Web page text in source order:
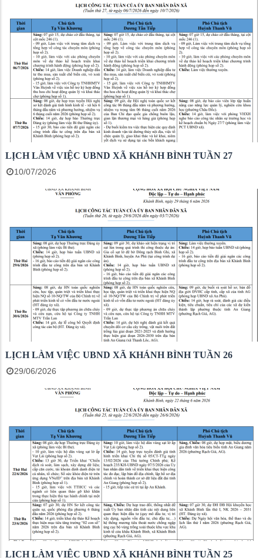
LỊCH LÀM VIỆC UBND XÃ KHÁNH BÌNH TUẦN 27
10/07/2026
LỊCH LÀM VIỆC UBND XÃ KHÁNH BÌNH TUẦN 26
29/06/2026
LỊCH LÀM VIỆC UBND XÃ KHÁNH BÌNH TUẦN 25